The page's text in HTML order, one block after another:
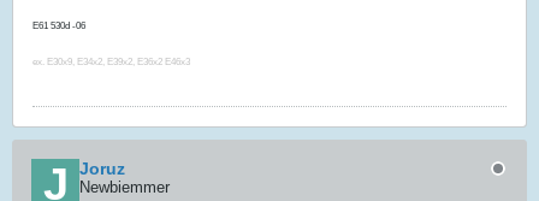
E61 530d -06
ex. E30x9, E34x2, E39x2, E36x2 E46x3
Joruz
Newbiemmer